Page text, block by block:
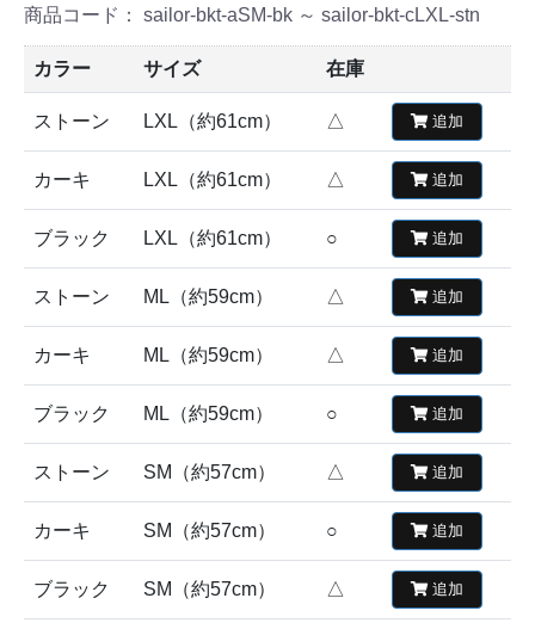
商品コード： sailor-bkt-aSM-bk ～ sailor-bkt-cLXL-stn
カラー サイズ 在庫
ストーン LXL（約61cm） △ 追加
カーキ LXL（約61cm） △ 追加
ブラック LXL（約61cm） ○ 追加
ストーン ML（約59cm） △ 追加
カーキ ML（約59cm） △ 追加
ブラック ML（約59cm） ○ 追加
ストーン SM（約57cm） △ 追加
カーキ SM（約57cm） ○ 追加
ブラック SM（約57cm） △ 追加